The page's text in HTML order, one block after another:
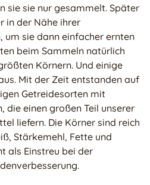
sie sie nur gesammelt. Später
in der Nähe ihrer
um sie dann einfacher ernten
beim Sammeln natürlich
Körnern. Und einige
Mit der Zeit entstanden auf
Getreidesorten mit
die einen großen Teil unserer
liefern. Die Körner sind reich
Stärkemehl, Fette und
als Einstreu bei der